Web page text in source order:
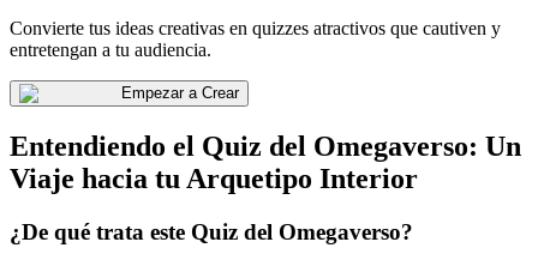
Convierte tus ideas creativas en quizzes atractivos que cautiven y
entretengan a tu audiencia.
Empezar a Crear
Entendiendo el Quiz del Omegaverso: Un
Viaje hacia tu Arquetipo Interior
¿De qué trata este Quiz del Omegaverso?